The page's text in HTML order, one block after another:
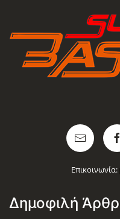
Επικοινωνία:
Δημοφιλή